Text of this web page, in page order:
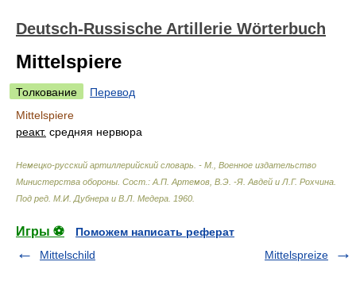
Deutsch-Russische Artillerie Wörterbuch
Mittelspiere
Толкование
Перевод
Mittelspiere
реакт. средняя нервюра
Немецко-русский артиллерийский словарь. - М., Военное издательство
Министерства обороны Сост.: А.П. Артемов, В.Э. -Я. Авдей и Л.Г. Рохчина.
Под ред. М.И. Дубнера и В.Л. Медера 1960
Игры ⚽
Поможем написать реферат
Mittelschild
Mittelspreize